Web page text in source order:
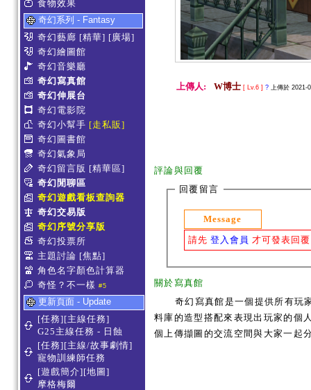
食物效果
奇幻系列 - Fantasy
奇幻藝廊 [精華] [廣場]
奇幻繪圖館
奇幻音樂廳
奇幻寫真館
奇幻伸展台
奇幻電影院
奇幻小幫手 [走私販]
奇幻圖書館
奇幻氣象局
奇幻留言版 [精華區]
奇幻閒聊區
奇幻遊戲看板查詢器
奇幻交易版
奇幻序號分享版
奇幻投票所
主題討論 [焦點]
角色名字顏色計算器
奇怪？不一樣 #5
更新頁面 - Update
[任務][主線任務]
G25主線任務 - 日蝕
[任務][主線/故事劇情]
寵物訓練師任務
[遊戲簡介][地圖]
摩格梅爾
上傳人: W博士 [ Lv.6 ] ? 上傳於 2021-
評論與回覆
回覆留言
Message
請先 登入會員 才可發表回
關於寫真館
奇幻寫真館是一個提供所有玩
料庫的造型搭配來表現出玩家的個
個上傳擷圖的交流空間與大家一起